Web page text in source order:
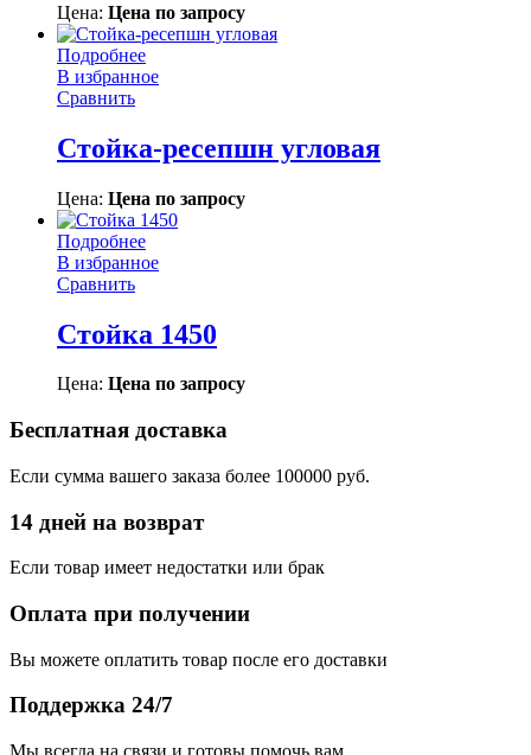
Цена: Цена по запросу
Подробнее
В избранное
Сравнить
Стойка-ресепшн угловая
Цена: Цена по запросу
Подробнее
В избранное
Сравнить
Стойка 1450
Цена: Цена по запросу
Бесплатная доставка
Если сумма вашего заказа более 100000 руб.
14 дней на возврат
Если товар имеет недостатки или брак
Оплата при получении
Вы можете оплатить товар после его доставки
Поддержка 24/7